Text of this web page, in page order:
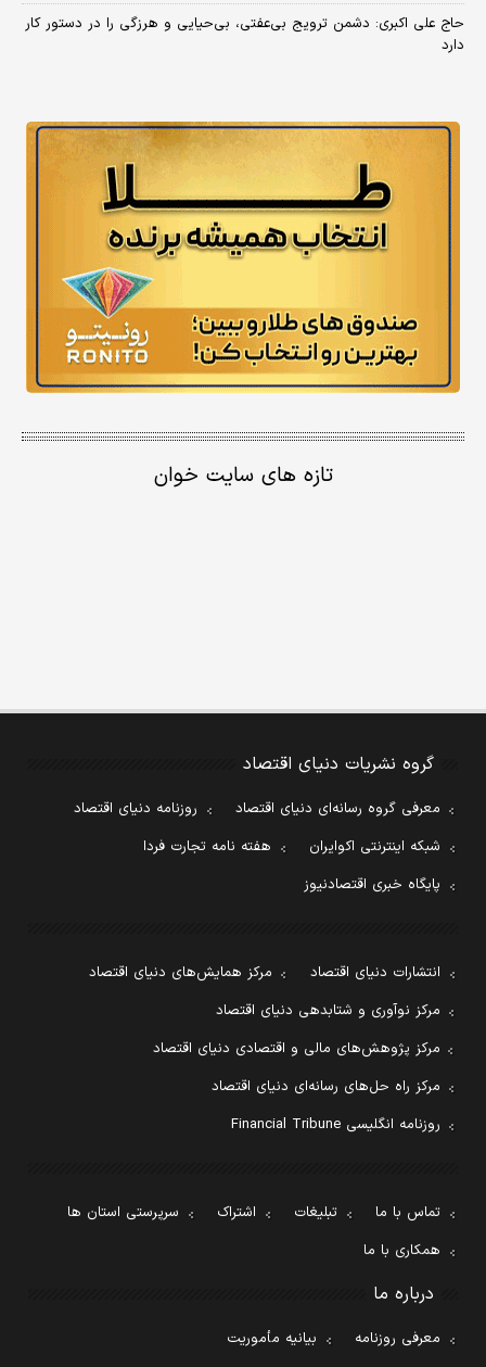
حاج علی اکبری: دشمن ترویج بی‌عفتی، بی‌حیایی و هرزگی را در دستور کار
دارد
تازه های سایت خوان
گروه نشریات دنیای اقتصاد
معرفی گروه رسانه‌ای دنیای اقتصاد
روزنامه دنیای اقتصاد
شبکه اینترنتی اکوایران
هفته نامه تجارت فردا
پایگاه خبری اقتصادنیوز
انتشارات دنیای اقتصاد
مرکز همایش‌های دنیای اقتصاد
مرکز نوآوری و شتابدهی دنیای اقتصاد
مرکز پژوهش‌های مالی و اقتصادی دنیای اقتصاد
مرکز راه حل‌های رسانه‌ای دنیای اقتصاد
روزنامه انگلیسی Financial Tribune
تماس با ما تبلیغات اشتراک
سرپرستی استان ها
همکاری با ما
درباره ما
معرفی روزنامه
بیانیه مأموریت